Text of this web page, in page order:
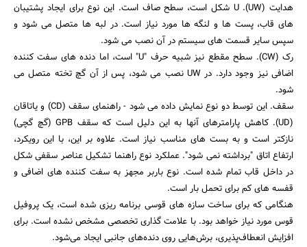
هدایت (UW). U شکل است، سطح صاف است. این نوع برای ایجاد پشتیبان
های قاب، پست ها و لنگه ها مورد نیاز است. در لبه ها متصل می شود و
سپس سایر قسمت های سیستم در آن نصب می شود.
رک (CW). سطح مقطع نیز شبیه حرف "U" است، اما دنده های سفت کننده
اضافی نیز وجود دارد. در UW نصب می شود، پس از آن گچ تخته متصل می
شود.
سقف. این توسط دو نوع نمایش داده می شود - راهنمای سقف (CD) و یاتاقان
(UD). کاهش پارامترهای آنها به این دلیل است که سقف GPB (گچ گچی)
نازکتر است و به بست های مناسب نیاز است. علاوه بر این، با این رویکرد،
ارتفاع اتاق "برداشته نمی شود". عملکرد نوع راهنما تشکیل عناصر سقفی شکل
در داخل قاب تمام شده است. نوع باربر مجهز به سفت کننده های اضافی و
قفسه های کم برای تحمل بار است.
هنگامی که برای ساخت سازه های قوسی برنامه ریزی شده است، یک پروفیل
قوس مورد نیاز خواهد بود. با علامت گذاری تخصصی مشخص نشده است. برای
افزایش انعطاف‌پذیری، برش‌هایی روی دنده‌های جانبی ایجاد می‌شود.